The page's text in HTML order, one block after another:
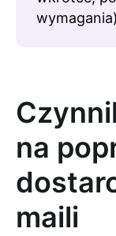
na
maili